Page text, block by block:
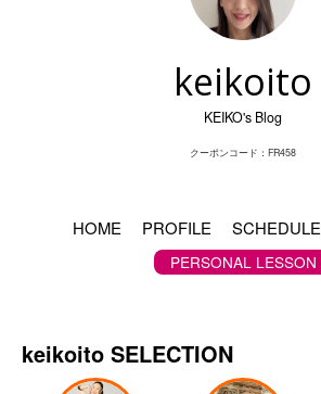
keikoito
KEIKO's Blog
クーポンコード：FR458
HOME PROFILE SCHEDULE
PERSONAL LESSON
keikoito SELECTION